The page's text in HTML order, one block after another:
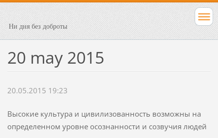
Ни дня без доброты
20 may 2015
20.05.2015 19:23
Высокие культура и цивилизованность возможны на
определенном уровне осознанности и созвучия людей